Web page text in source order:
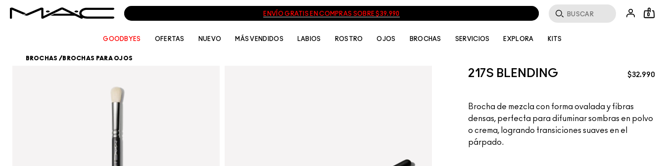
ENVÍO GRATIS EN COMPRAS SOBRE $39.990
Buscar
0
GOODBYES OFERTAS NUEVO MÁS VENDIDOS LABIOS ROSTRO OJOS BROCHAS SERVICIOS EXPLORA KITS
BROCHAS / BROCHAS PARA OJOS
217S BLENDING $32.990
Brocha de mezcla con forma ovalada y fibras
densas, perfecta para difuminar sombras en polvo
o crema, logrando transiciones suaves en el
párpado.